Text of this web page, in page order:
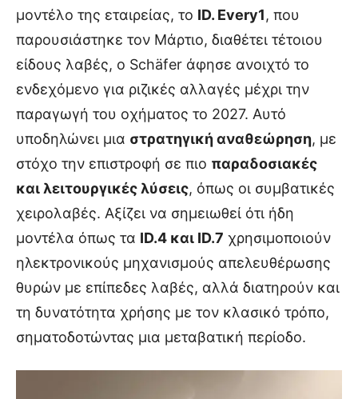
μοντέλο της εταιρείας, το ID. Every1, που
παρουσιάστηκε τον Μάρτιο, διαθέτει τέτοιου
είδους λαβές, ο Schäfer άφησε ανοιχτό το
ενδεχόμενο για ριζικές αλλαγές μέχρι την
παραγωγή του οχήματος το 2027. Αυτό
υποδηλώνει μια στρατηγική αναθεώρηση, με
στόχο την επιστροφή σε πιο παραδοσιακές
και λειτουργικές λύσεις, όπως οι συμβατικές
χειρολαβές. Αξίζει να σημειωθεί ότι ήδη
μοντέλα όπως τα ID.4 και ID.7 χρησιμοποιούν
ηλεκτρονικούς μηχανισμούς απελευθέρωσης
θυρών με επίπεδες λαβές, αλλά διατηρούν και
τη δυνατότητα χρήσης με τον κλασικό τρόπο,
σηματοδοτώντας μια μεταβατική περίοδο.